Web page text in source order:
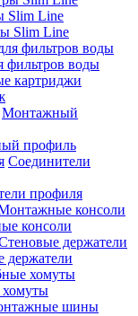
Slim Line
Slim Line
фильтров воды
картриджи
Монтажный
профиль
Соединители
профиля
консоли
консоли
держатели
держатели
хомуты
шины